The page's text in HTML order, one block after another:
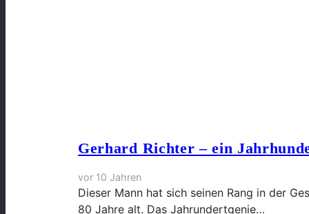
Gerhard Richter – ein
vor 10 Jahren
Dieser Mann hat sich seinen Rang in der
80 Jahre alt. Das Jahrundertgenie…